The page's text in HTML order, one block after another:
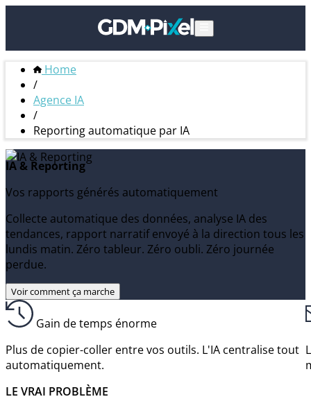
Home
/
Agence IA
/
Reporting automatique par IA
IA & Reporting
Vos rapports générés automatiquement
Collecte automatique des données, analyse IA des
tendances, rapport narratif envoyé à la direction tous les
lundis matin. Zéro tableur. Zéro oubli. Zéro journée
perdue.
Voir comment ça marche
Gain de temps énorme
Plus de copier-coller entre vos outils. L'IA centralise tout
automatiquement.
LE VRAI PROBLÈME